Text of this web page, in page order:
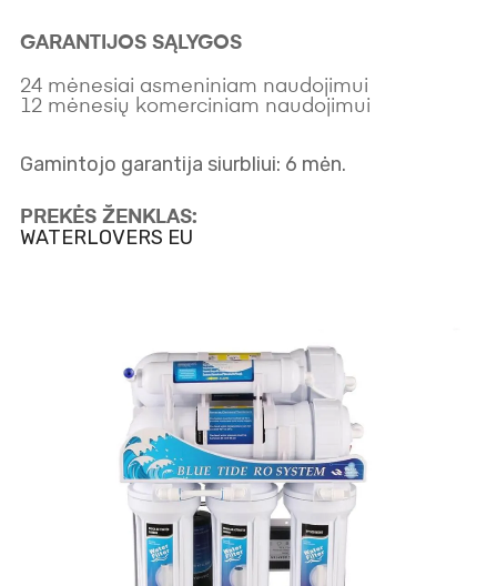
GARANTIJOS SĄLYGOS
24 mėnesiai asmeniniam naudojimui
12 mėnesių komerciniam naudojimui
Gamintojo garantija siurbliui: 6 mėn.
PREKĖS ŽENKLAS:
WATERLOVERS EU